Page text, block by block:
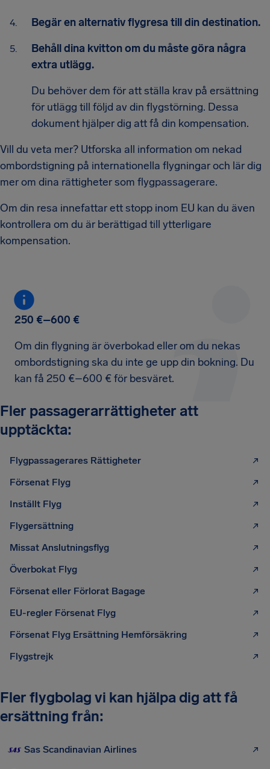
Begär en alternativ flygresa till din destination.
Behåll dina kvitton om du måste göra några
extra utlägg.
Du behöver dem för att ställa krav på ersättning
för utlägg till följd av din flygstörning. Dessa
dokument hjälper dig att få din kompensation.
Vill du veta mer? Utforska all information om nekad
ombordstigning på internationella flygningar och lär dig
mer om dina rättigheter som flygpassagerare.
Om din resa innefattar ett stopp inom EU kan du även
kontrollera om du är berättigad till ytterligare
kompensation.
250 €–600 €
Om din flygning är överbokad eller om du nekas
ombordstigning ska du inte ge upp din bokning. Du
kan få 250 €–600 € för besväret.
Fler passagerarrättigheter att
upptäckta:
Flygpassagerares Rättigheter
Försenat Flyg
Inställt Flyg
Flygersättning
Missat Anslutningsflyg
Överbokat Flyg
Försenat eller Förlorat Bagage
EU-regler Försenat Flyg
Försenat Flyg Ersättning Hemförsäkring
Flygstrejk
Fler flygbolag vi kan hjälpa dig att få
ersättning från:
Sas Scandinavian Airlines